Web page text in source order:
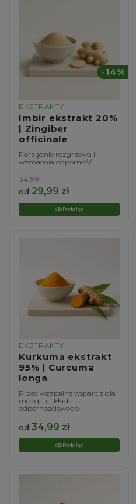
EKSTRAKTY
Imbir ekstrakt 20%
| Zingiber
officinale
Porządnie rozgrzewa i
wzmacnia odporność
-14%
od 29,99 zł
34,99
Podgląd
EKSTRAKTY
Kurkuma ekstrakt
95% | Curcuma
longa
Przeciwzapalne wsparcie dla
mózgu i układu
odpornościowego
od 34,99 zł
Podgląd